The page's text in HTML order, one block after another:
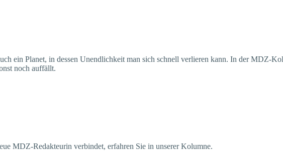
ein Planet, in dessen Unendlichkeit man sich schnell verlieren kann. In der MDZ-
noch auffällt.
MDZ-Redakteurin verbindet, erfahren Sie in unserer Kolumne.